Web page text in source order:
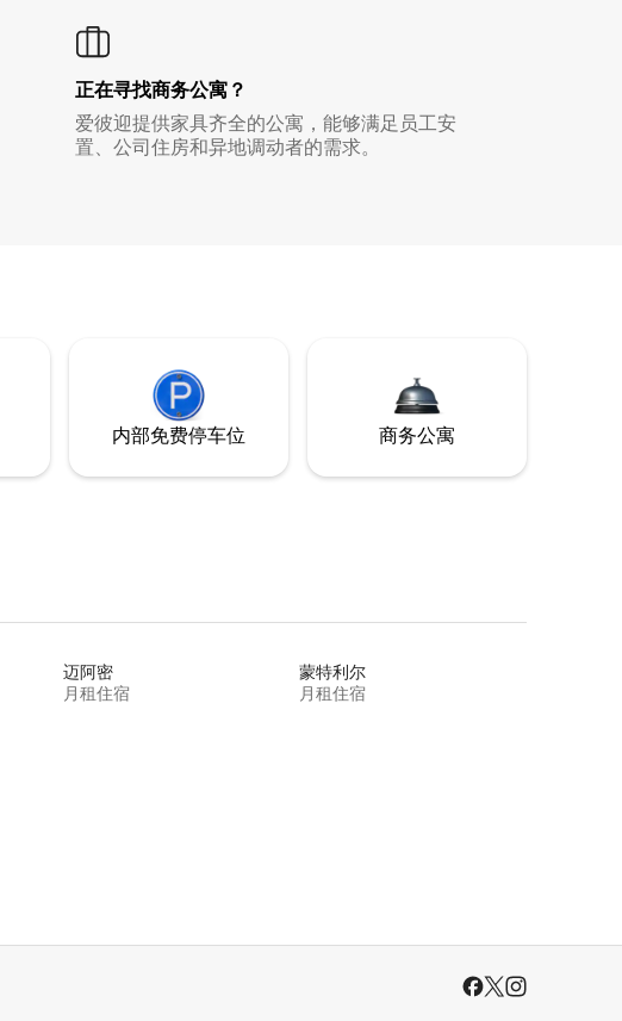
正在寻找商务公寓？
爱彼迎提供家具齐全的公寓，能够满足员工安
置、公司住房和异地调动者的需求。
内部免费停车位 商务公寓
迈阿密
月租住宿
蒙特利尔
月租住宿